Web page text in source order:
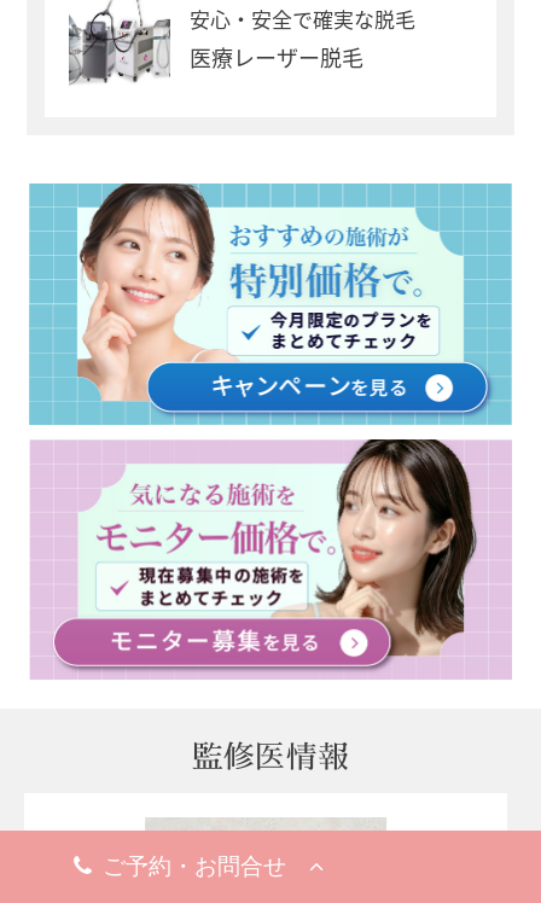
安心・安全で確実な脱毛
医療レーザー脱毛
監修医情報